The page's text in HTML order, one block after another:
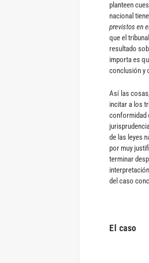
planteen
nacional
previstos en
que el
resultado
importa es
conclusión y
Así las
incitar a los
conformidad
de las leyes
por muy
terminar
del caso
El caso